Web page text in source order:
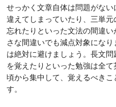
せっかく文章自体は問題がな
違えてしまっていたり、三単元
忘れたりといった文法の間違
さな間違いでも減点対象にな
は絶対に避けましょう。長文
を覚えたりといった勉強は全
頃から集中して、覚えるべき
す。